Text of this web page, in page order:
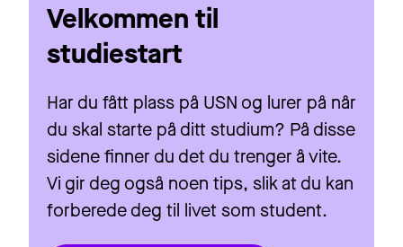
Velkommen til
studiestart
Har du fått plass på USN og lurer på når
du skal starte på ditt studium? På disse
sidene finner du det du trenger å vite.
Vi gir deg også noen tips, slik at du kan
forberede deg til livet som student.